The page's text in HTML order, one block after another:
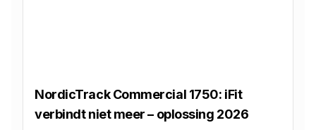
NordicTrack Commercial 1750: iFit
verbindt niet meer – oplossing 2026